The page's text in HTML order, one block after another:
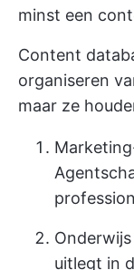
minst een
Content
organiseren
maar ze
Onderwijs
uitlegt in